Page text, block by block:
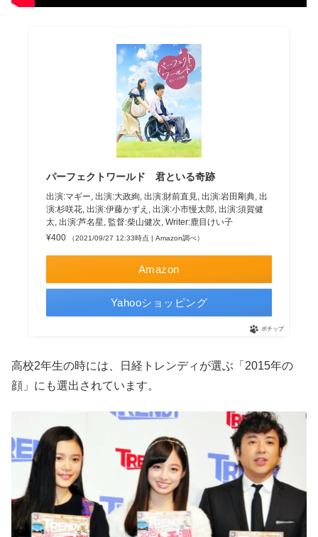
パーフェクトワールド 君といる奇跡
出演:マギー, 出演:大政絢, 出演:財前直見, 出演:岩田剛典, 出
演:杉咲花, 出演:伊藤かずえ, 出演:小市慢太郎, 出演:須賀健
太, 出演:芦名星, 監督:柴山健次, Writer:鹿目けい子
¥400
（2021/09/27 12:33時点 | Amazon調べ）
Amazon
Yahooショッピング
ポチップ
高校2年生の時には、日経トレンディが選ぶ「2015年の
顔」にも選出されています。